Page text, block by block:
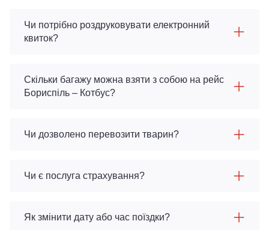
Чи потрібно роздруковувати електронний
квиток?
Скільки багажу можна взяти з собою на рейс
Бориспіль – Котбус?
Чи дозволено перевозити тварин?
Чи є послуга страхування?
Як змінити дату або час поїздки?